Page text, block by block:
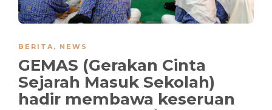
BERITA , NEWS
GEMAS (Gerakan Cinta
Sejarah Masuk Sekolah)
hadir membawa keseruan